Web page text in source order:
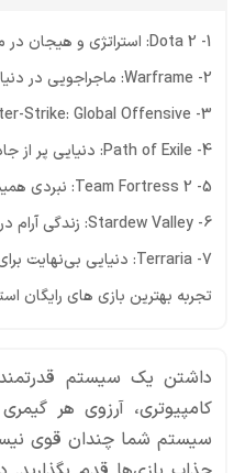
1- Dota 2: استراتژی و هیجان در میدان نبرد
2- Warframe: ماجراجویی در دنیای آینده
3- Counter-Strike: Global Offensive: نبردی نفس‌گیر برای برتری
4- Path of Exile: دنیایی پر از جادو و هیولا
5- Team Fortress 2: نبردی همیشگی برای تفریح
6- Stardew Valley: زندگی آرام در روستا
7- Terraria: دنیایی بی‌نهایت برای کشف و ساخت
تجربه بهترین بازی های رایگان
داشتن یک سیستم
کامپیوتری، آرزوی هر
سیستم شما چندان قوی